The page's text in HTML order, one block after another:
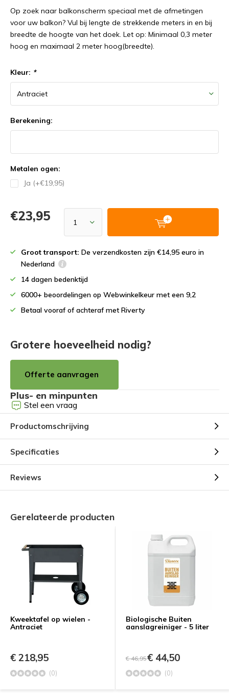
Op zoek naar balkonscherm speciaal met de afmetingen
voor uw balkon? Vul bij lengte de strekkende meters in en bij
breedte de hoogte van het doek. Let op: Minimaal 0,3 meter
hoog en maximaal 2 meter hoog(breedte).
Kleur: *
Berekening:
Metalen ogen:
Ja (+€19,95)
€23,95
Groot transport: De verzendkosten zijn €14,95 euro in
Nederland
14 dagen bedenktijd
6000+ beoordelingen op Webwinkelkeur met een 9,2
Betaal vooraf of achteraf met Riverty
Grotere hoeveelheid nodig?
Offerte aanvragen
Stel een vraag
Plus- en minpunten
Productomschrijving
Specificaties
Reviews
Gerelateerde producten
Kweektafel op wielen -
Antraciet
€ 218,95
(0)
Biologische Buiten
aanslagreiniger - 5 liter
€ 46,95€ 44,50
(0)